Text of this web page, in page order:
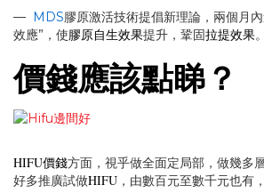
—
MDS膠原激活技術提倡新理論，兩個月
效應”，使膠原自生效果提升，鞏固拉提效果。
價錢應該點睇？
HIFU價錢方面，視乎做全面定局部，做幾多
好多推廣試做HIFU ，由數百元至數千元也有